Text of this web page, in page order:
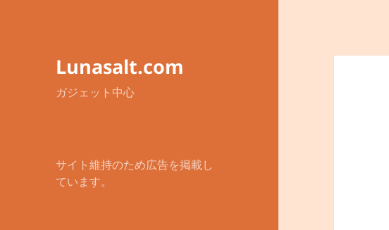
Lunasalt.com
ガジェット中心
サイト維持のため広告を掲載し
ています。